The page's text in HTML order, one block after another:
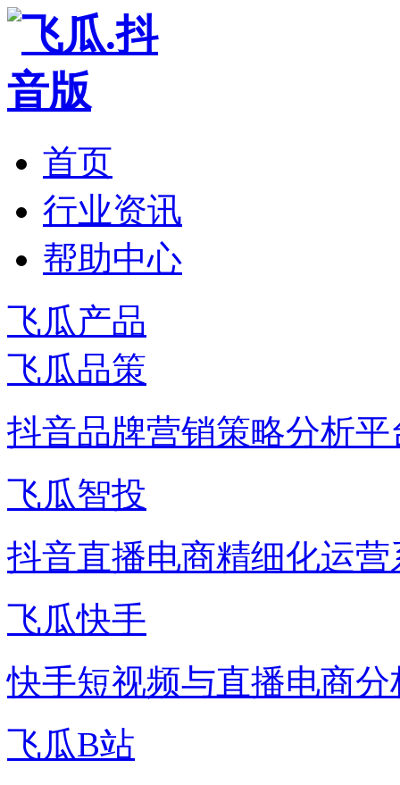
首页
行业资讯
帮助中心
飞瓜产品
飞瓜品策
抖音品牌营销策略分析平
飞瓜智投
抖音直播电商精细化运营
飞瓜快手
快手短视频与直播电商分
飞瓜B站